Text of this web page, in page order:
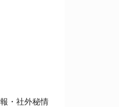
・社外秘情